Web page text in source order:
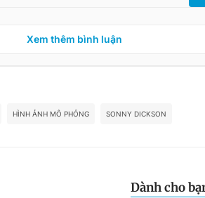
Xem thêm bình luận
HÌNH ẢNH MÔ PHỎNG SONNY DICKSON